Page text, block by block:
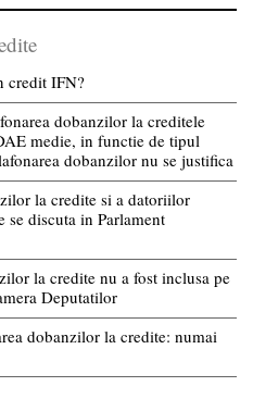
credit IFN?
dobanzilor la creditele
medie, in functie de tipul
dobanzilor nu se justifica
la credite si a datoriilor
se discuta in Parlament
la credite nu a fost inclusa pe
Deputatilor
dobanzilor la credite: numai